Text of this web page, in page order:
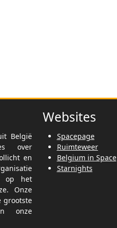
België
over
en
op het
Onze
grootste
onze
Websites
Spacepage
Ruimteweer
Belgium in Space
Starnights